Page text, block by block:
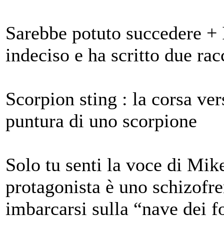
Sarebbe potuto succedere
indeciso e ha scritto due
Scorpion sting : la corsa
puntura di uno scorpione
Solo tu senti la voce di
protagonista è uno
imbarcarsi sulla “nave dei